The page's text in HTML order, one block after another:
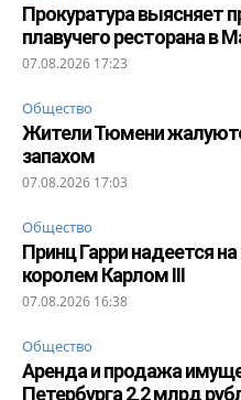
Прокуратура выясняет
плавучего ресторана в
07.08.2026 17:23
Общество
Жители Тюмени
запахом
07.08.2026 17:03
Общество
Принц Гарри надеется
королем Карлом III
07.08.2026 16:38
Общество
Аренда и продажа
Петербурга 2,2 млрд